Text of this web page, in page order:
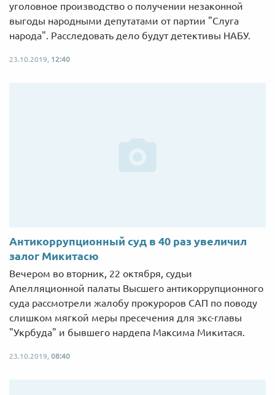
уголовное производство о получении незаконной
выгоды народными депутатами от партии "Слуга
народа". Расследовать дело будут детективы НАБУ.
23.10.2019, 12:40
Антикоррупционный суд в 40 раз увеличил
залог Микитасю
Вечером во вторник, 22 октября, судьи
Апелляционной палаты Высшего антикоррупционного
суда рассмотрели жалобу прокуроров САП по поводу
слишком мягкой меры пресечения для экс-главы
"Укрбуда" и бывшего нардепа Максима Микитася.
23.10.2019, 08:40